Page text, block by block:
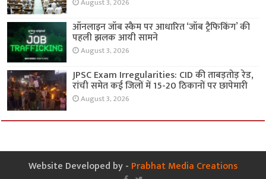
August 3, 2026
ऑनलाइन जॉब स्कैम पर आधारित ‘जॉब ट्रैफिकिंग’ की
पहली झलक आयी सामने
August 3, 2026
JPSC Exam Irregularities: CID की ताबड़तोड़ रेड,
रांची समेत कई जिलों में 15-20 ठिकानों पर छापेमारी
August 3, 2026
Website Developed by - Prabhat Media Creations